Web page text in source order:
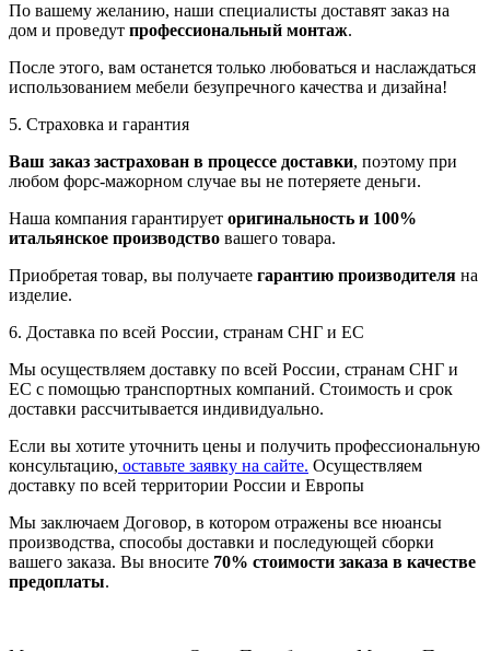
По вашему желанию, наши специалисты доставят заказ на
дом и проведут профессиональный монтаж.
После этого, вам останется только любоваться и наслаждаться
использованием мебели безупречного качества и дизайна!
5. Страховка и гарантия
Ваш заказ застрахован в процессе доставки, поэтому при
любом форс-мажорном случае вы не потеряете деньги.
Наша компания гарантирует оригинальность и 100%
итальянское производство вашего товара.
Приобретая товар, вы получаете гарантию производителя на
изделие.
6. Доставка по всей России, странам СНГ и ЕС
Мы осуществляем доставку по всей России, странам СНГ и
ЕС с помощью транспортных компаний. Стоимость и срок
доставки рассчитывается индивидуально.
Если вы хотите уточнить цены и получить профессиональную
консультацию, оставьте заявку на сайте. Осуществляем
доставку по всей территории России и Европы
Мы заключаем Договор, в котором отражены все нюансы
производства, способы доставки и последующей сборки
вашего заказа. Вы вносите 70% стоимости заказа в качестве
предоплаты.